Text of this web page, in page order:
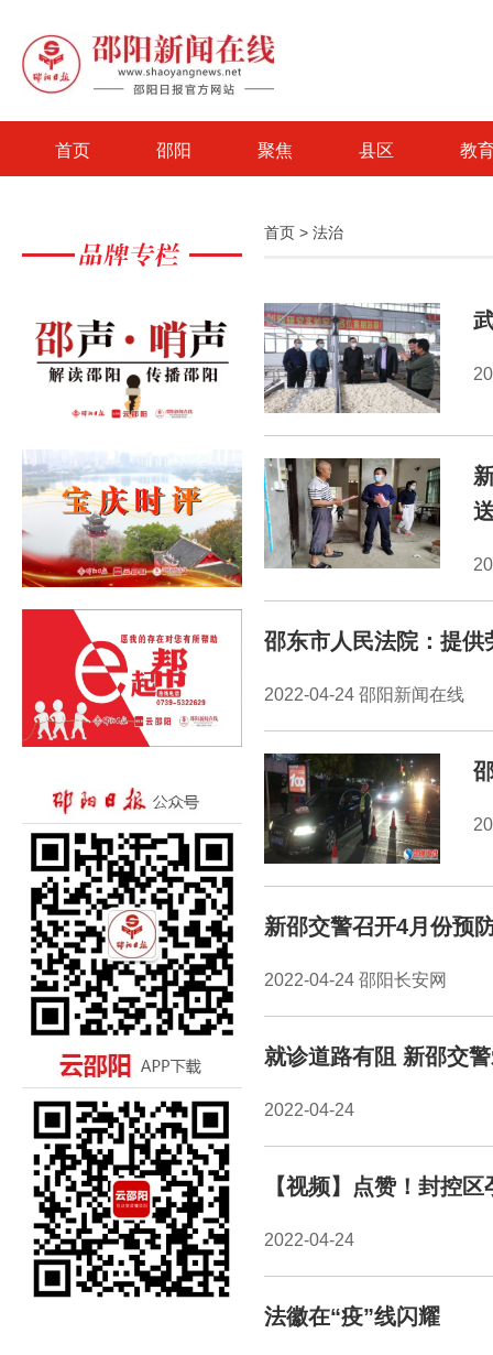
首页 邵阳 聚焦 县区 教
首页 > 法治
邵东市人民法院：提
2022-04-24 邵阳新闻在线
新邵交警召开4月份预
2022-04-24 邵阳长安网
就诊道路有阻 新邵交
2022-04-24
【视频】点赞！封控
2022-04-24
法徽在“疫”线闪耀